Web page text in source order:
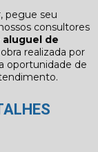
pegue seu
consultores
aluguel de
realizada por
oportunidade de